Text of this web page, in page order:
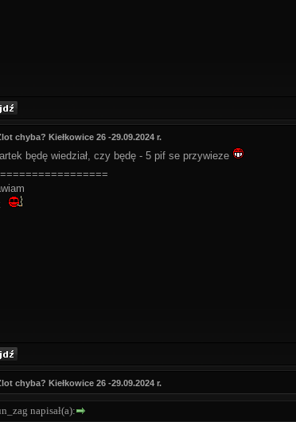
chyba? Kiełkowice 26 -29.09.2024 r.
będę wiedział, czy będę - 5 pif se przywieze
chyba? Kiełkowice 26 -29.09.2024 r.
napisał(a):